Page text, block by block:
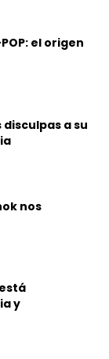
el origen
disculpas a su
nos
y